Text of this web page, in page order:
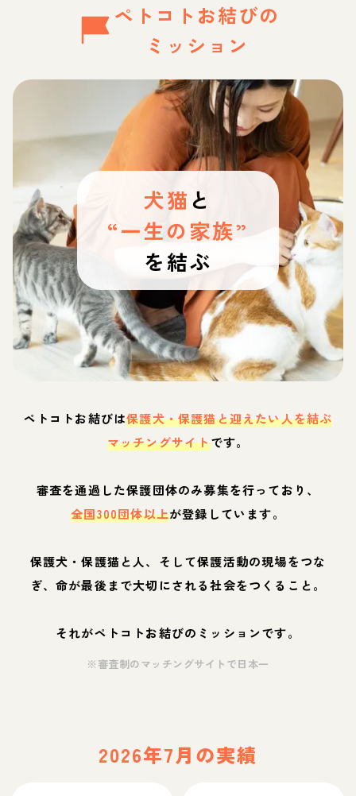
ペトコトお結びの
ミッション
犬猫 と
“一生の家族”
を結ぶ
ペトコトお結びは保護犬・保護猫と迎えたい人を結ぶ
マッチングサイトです。
審査を通過した保護団体のみ募集を行っており、
全国300団体以上が登録しています。
保護犬・保護猫と人、そして保護活動の現場をつな
ぎ、命が最後まで大切にされる社会をつくること。
それがペトコトお結びのミッションです。
※審査制のマッチングサイトで日本一
2026年7月の実績